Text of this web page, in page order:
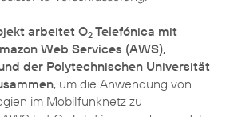
arbeitet O2 Telefónica mit
Web Services (AWS),
der Polytechnischen Universität
, um die Anwendung von
im Mobilfunknetz zu